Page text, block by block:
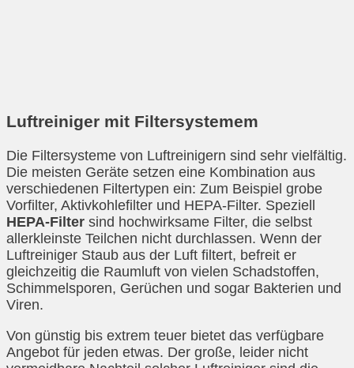
Luftreiniger mit Filtersystemem
Die Filtersysteme von Luftreinigern sind sehr vielfältig.
Die meisten Geräte setzen eine Kombination aus
verschiedenen Filtertypen ein: Zum Beispiel grobe
Vorfilter, Aktivkohlefilter und HEPA-Filter. Speziell
HEPA-Filter sind hochwirksame Filter, die selbst
allerkleinste Teilchen nicht durchlassen. Wenn der
Luftreiniger Staub aus der Luft filtert, befreit er
gleichzeitig die Raumluft von vielen Schadstoffen,
Schimmelsporen, Gerüchen und sogar Bakterien und
Viren.
Von günstig bis extrem teuer bietet das verfügbare
Angebot für jeden etwas. Der große, leider nicht